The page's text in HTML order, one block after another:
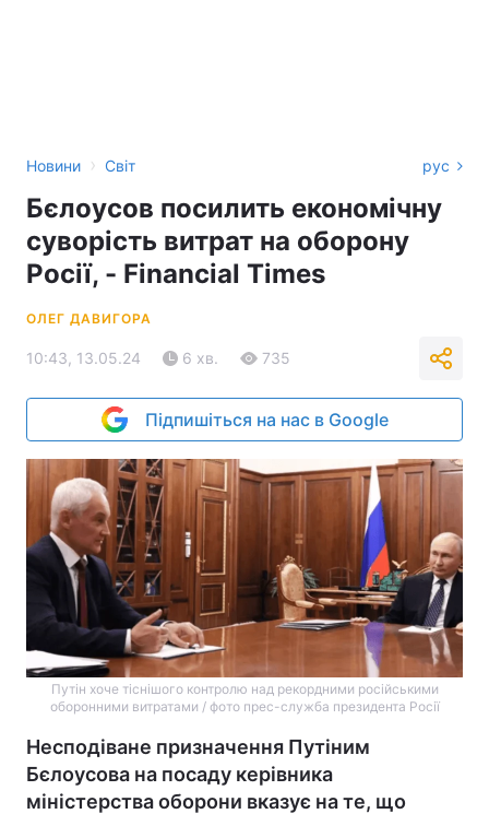
Новини › Світ рус
Бєлоусов посилить економічну
суворість витрат на оборону
Росії, - Financial Times
ОЛЕГ ДАВИГОРА
10:43, 13.05.24 6 хв. 735
Підпишіться на нас в Google
Путін хоче тіснішого контролю над рекордними російськими
оборонними витратами / фото прес-служба президента Росії
Несподіване призначення Путіним
Бєлоусова на посаду керівника
міністерства оборони вказує на те, що